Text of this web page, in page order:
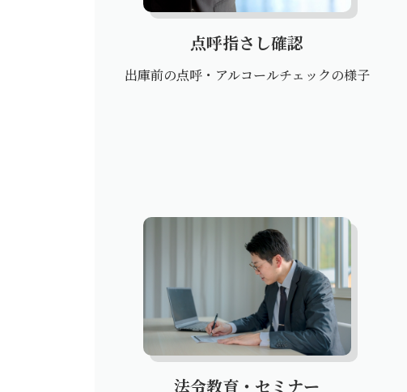
点呼指さし確認
出庫前の点呼・アルコールチェックの様子
法令教育・セミナー